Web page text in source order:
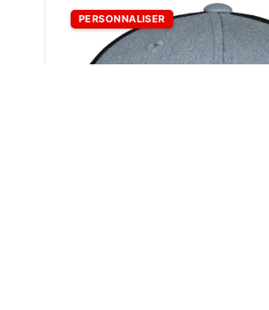
PERSONNALISER